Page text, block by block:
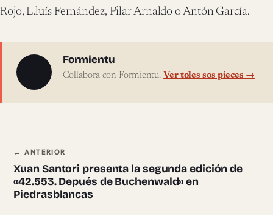
Rojo, L.luís Fernández, Pilar Arnaldo o Antón García.
Sobre l'autor
Formientu
Collabora con Formientu.Ver toles sos pieces →
Navegación ente pieces
← ANTERIOR
Xuan Santori presenta la segunda edición de
«42.553. Depués de Buchenwald» en
Piedrasblancas